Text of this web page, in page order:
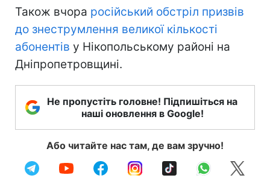
Також вчора російський обстріл призвів
до знеструмлення великої кількості
абонентів у Нікопольському районі на
Дніпропетровщині.
Не пропустіть головне! Підпишіться на
наші оновлення в Google!
Або читайте нас там, де вам зручно!